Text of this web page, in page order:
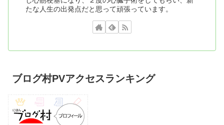
たな人生の出発点だと思って頑張っています。
ブログ村PVアクセスランキング